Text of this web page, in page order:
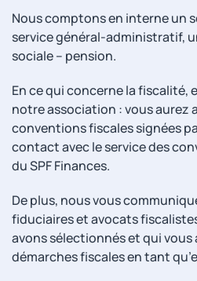
Nous comptons en interne un
service général-administratif,
sociale – pension.
En ce qui concerne la fiscalité,
notre association : vous aurez
conventions fiscales signées
contact avec le service des
du SPF Finances.
De plus, nous vous
fiduciaires et avocats
avons sélectionnés et qui
démarches fiscales en tant